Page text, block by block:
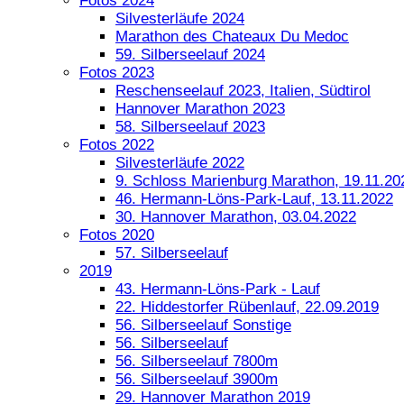
Silvesterläufe 2024
Marathon des Chateaux Du Medoc
59. Silberseelauf 2024
Fotos 2023
Reschenseelauf 2023, Italien, Südtirol
Hannover Marathon 2023
58. Silberseelauf 2023
Fotos 2022
Silvesterläufe 2022
9. Schloss Marienburg Marathon,
46. Hermann-Löns-Park-Lauf, 13.11.2022
30. Hannover Marathon, 03.04.2022
Fotos 2020
57. Silberseelauf
2019
43. Hermann-Löns-Park - Lauf
22. Hiddestorfer Rübenlauf, 22.09.2019
56. Silberseelauf Sonstige
56. Silberseelauf
56. Silberseelauf 7800m
56. Silberseelauf 3900m
29. Hannover Marathon 2019